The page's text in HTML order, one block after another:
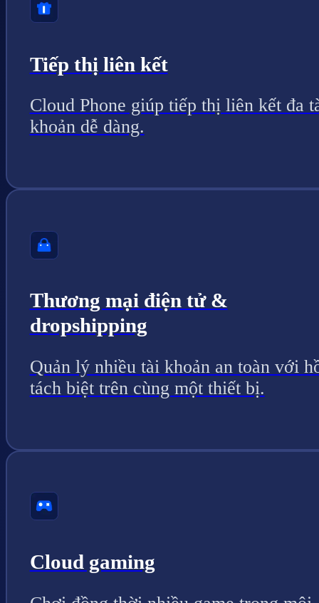
Tiếp thị liên kết
Cloud Phone giúp tiếp thị liên kết đa
khoản dễ dàng.
Thương mại điện tử &
dropshipping
Quản lý nhiều tài khoản an toàn với
tách biệt trên cùng một thiết bị.
Cloud gaming